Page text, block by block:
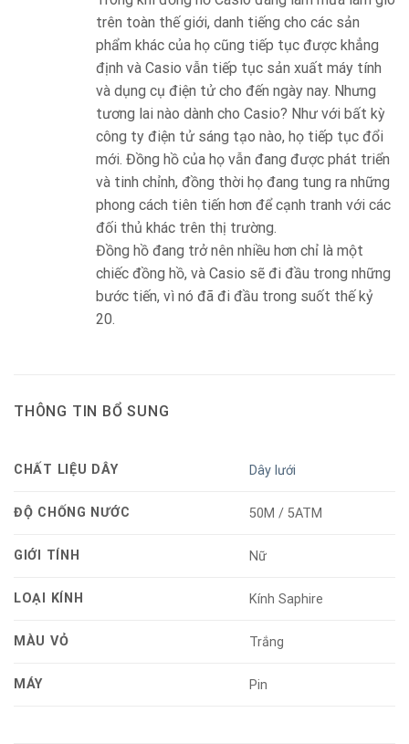
trên toàn thế giới, danh tiếng cho các sản
phẩm khác của họ cũng tiếp tục được khẳng
định và Casio vẫn tiếp tục sản xuất máy tính
và dụng cụ điện tử cho đến ngày nay. Nhưng
tương lai nào dành cho Casio? Như với bất kỳ
công ty điện tử sáng tạo nào, họ tiếp tục đổi
mới. Đồng hồ của họ vẫn đang được phát triển
và tinh chỉnh, đồng thời họ đang tung ra những
phong cách tiên tiến hơn để cạnh tranh với các
đối thủ khác trên thị trường.
Đồng hồ đang trở nên nhiều hơn chỉ là một
chiếc đồng hồ, và Casio sẽ đi đầu trong những
bước tiến, vì nó đã đi đầu trong suốt thế kỷ
20.
THÔNG TIN BỔ SUNG
CHẤT LIỆU DÂY Dây lưới
ĐỘ CHỐNG NƯỚC 50M / 5ATM
GIỚI TÍNH Nữ
LOẠI KÍNH Kính Saphire
MÀU VỎ Trắng
MÁY Pin